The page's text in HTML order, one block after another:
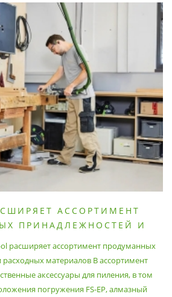
АССОРТИМЕНТ
ПРИНАДЛЕЖНОСТЕЙ И
расширяет ассортимент продуманных
материалов В ассортимент
аксессуары для пиления, в том
погружения FS-EP, алмазный